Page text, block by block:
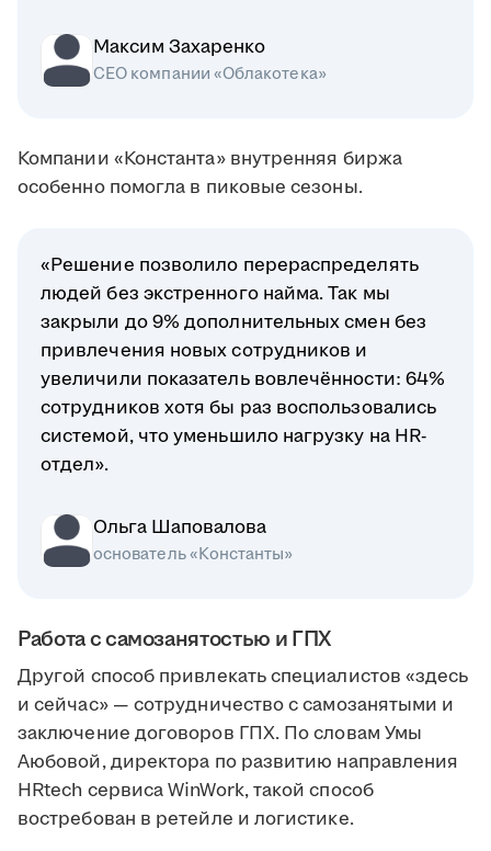
Максим Захаренко
СЕО компании «Облакотека»
Компании «Константа» внутренняя биржа
особенно помогла в пиковые сезоны.
«Решение позволило перераспределять
людей без экстренного найма. Так мы
закрыли до 9% дополнительных смен без
привлечения новых сотрудников и
увеличили показатель вовлечённости: 64%
сотрудников хотя бы раз воспользовались
системой, что уменьшило нагрузку на HR-
отдел».
Ольга Шаповалова
основатель «Константы»
Работа с самозанятостью и ГПХ
Другой способ привлекать специалистов «здесь
и сейчас» — сотрудничество с самозанятыми и
заключение договоров ГПХ. По словам Умы
Аюбовой, директора по развитию направления
HRtech сервиса WinWork, такой способ
востребован в ретейле и логистике.